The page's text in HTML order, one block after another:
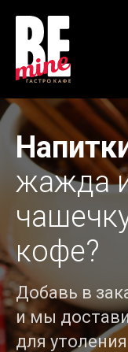
жажда
кофе?
Добавь в
и мы
для